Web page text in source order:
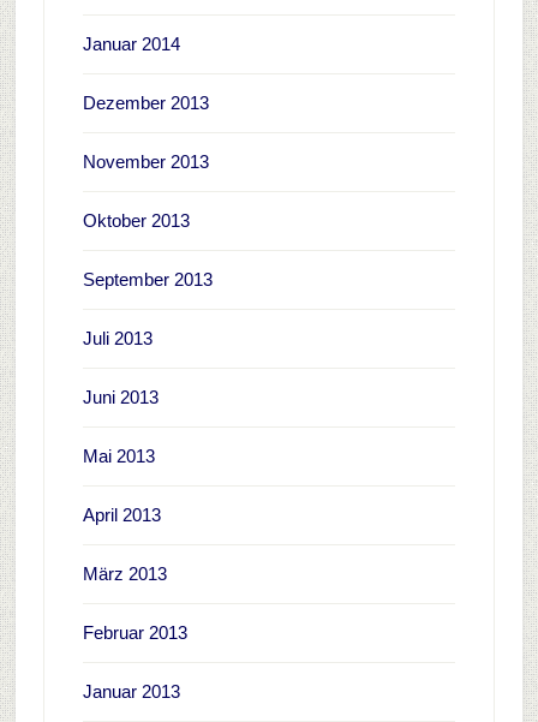
Januar 2014
Dezember 2013
November 2013
Oktober 2013
September 2013
Juli 2013
Juni 2013
Mai 2013
April 2013
März 2013
Februar 2013
Januar 2013